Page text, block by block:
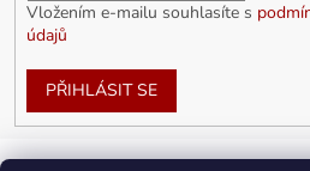
Vložením e-mailu souhlasíte s
údajů
PŘIHLÁSIT SE